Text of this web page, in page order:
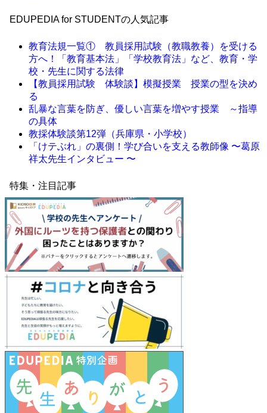
EDUPEDIA for STUDENTの人気記事
教育法規一覧① 教員採用試験（教職教養）を受ける
方へ！「教育基本法」「学校教育法」など、教育・学
校・先生に関する法律
【教員採用試験 体験談】模擬授業 授業の型を決め
る
乱暴な言葉を防ぎ、優しい言葉を増やす授業 ～指導
の具体
教採体験談第12弾（兵庫県・小学校）
「けテぶれ」の裏側！学び合いを支える教師像 〜葛原
祥太先生インタビュー 〜
特集・注目記事